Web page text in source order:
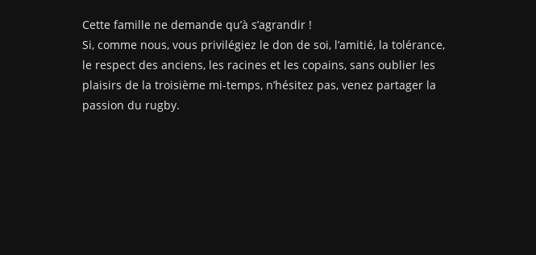
Cette famille ne demande qu’à s’agrandir !
Si, comme nous, vous privilégiez le don de soi, l’amitié, la tolérance,
le respect des anciens, les racines et les copains, sans oublier les
plaisirs de la troisième mi-temps, n’hésitez pas, venez partager la
passion du rugby.